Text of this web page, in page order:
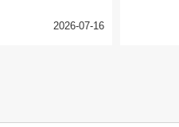
2026-07-16